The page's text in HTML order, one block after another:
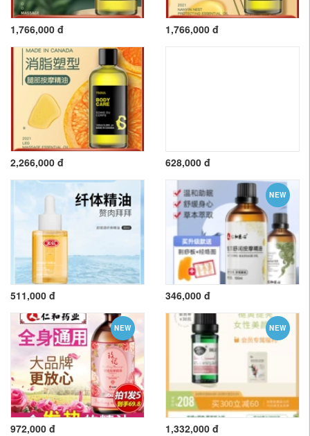
1,766,000 đ 1,766,000 đ
2,266,000 đ 628,000 đ
511,000 đ
NEW
346,000 đ
NEW
972,000 đ
NEW
1,332,000 đ